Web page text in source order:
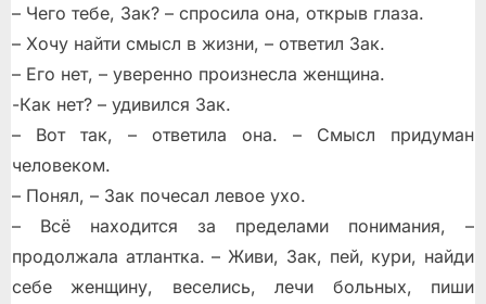
– Чего тебе, Зак? – спросила она, открыв глаза.
– Хочу найти смысл в жизни, – ответил Зак.
– Его нет, – уверенно произнесла женщина.
-Как нет? – удивился Зак.
– Вот так, – ответила она. – Смысл придуман
человеком.
– Понял, – Зак почесал левое ухо.
– Всё находится за пределами понимания, –
продолжала атлантка. – Живи, Зак, пей, кури, найди
себе женщину, веселись, лечи больных, пиши